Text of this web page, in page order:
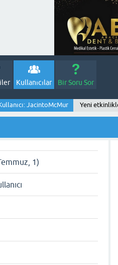
Kullanıcılar Bir Soru Sor
JacintoMcMur Yeni
1)